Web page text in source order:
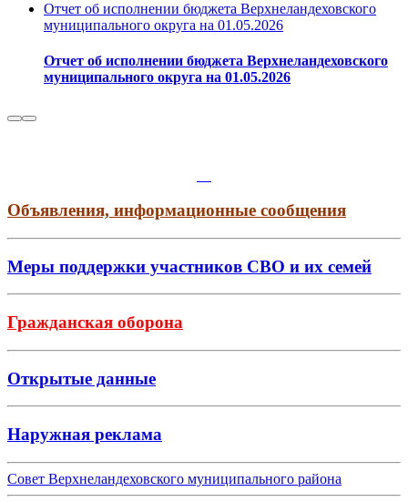
Отчет об исполнении бюджета Верхнеландеховского
муниципального округа на 01.05.2026
Отчет об исполнении бюджета Верхнеландеховского
муниципального округа на 01.05.2026
Объявления, информационные сообщения
Меры поддержки участников СВО и их семей
Гражданская оборона
Открытые данные
Наружная реклама
Совет Верхнеландеховского муниципального района